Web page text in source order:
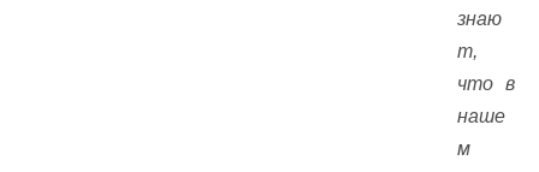
знаю
т,
что в
наше
м